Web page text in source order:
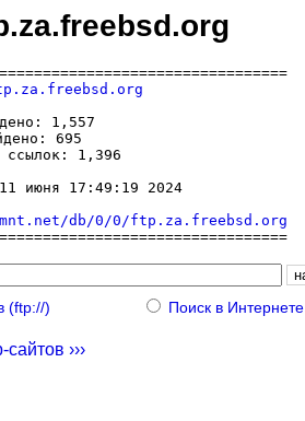
1,557
695
ссылок: 1,396
июня 17:49:19 2024
db/0/0/ftp.za.freebsd.org
(ftp://) Поиск в Интернете
›››